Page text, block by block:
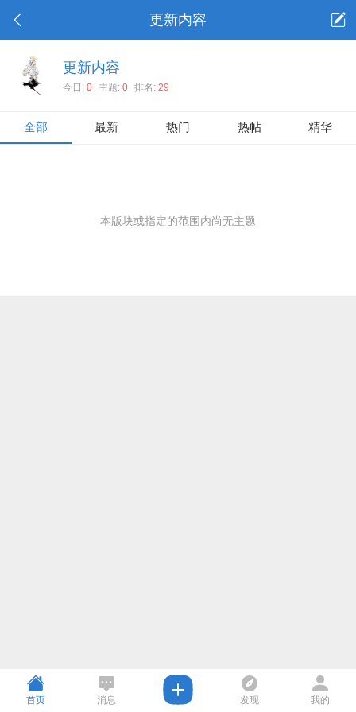
更新内容
更新内容
今日: 0 主题: 0 排名: 29
全部 最新 热门 热帖 精华
本版块或指定的范围内尚无主题
首页 消息 发现 我的